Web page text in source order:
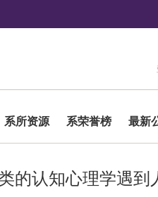
系所资源 系荣誉榜 最新
的认知心理学遇到